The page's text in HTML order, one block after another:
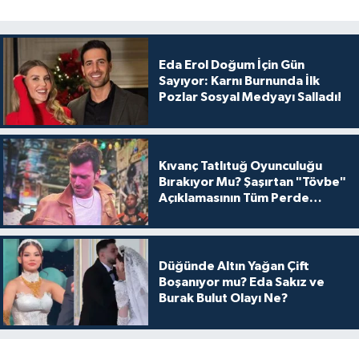
Eda Erol Doğum İçin Gün
Sayıyor: Karnı Burnunda İlk
Pozlar Sosyal Medyayı Salladı!
Kıvanç Tatlıtuğ Oyunculuğu
Bırakıyor Mu? Şaşırtan "Tövbe"
Açıklamasının Tüm Perde
Düğünde Altın Yağan Çift
Boşanıyor mu? Eda Sakız ve
Burak Bulut Olayı Ne?